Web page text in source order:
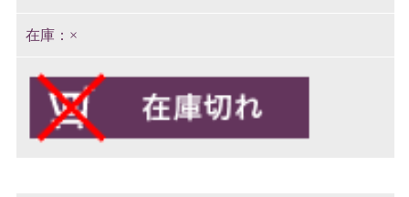
×